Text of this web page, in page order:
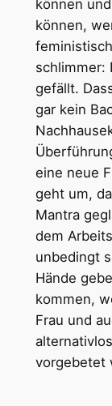
können
können,
schlimmer:
gefällt.
gar kein
eine neue
geht um,
Mantra
dem
unbedingt
Hände
kommen,
Frau und
vorgebetet